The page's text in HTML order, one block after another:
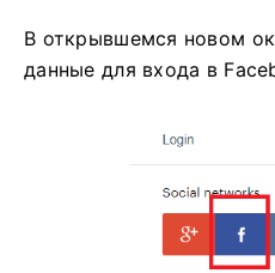
В открывшемся новом
данные для входа в